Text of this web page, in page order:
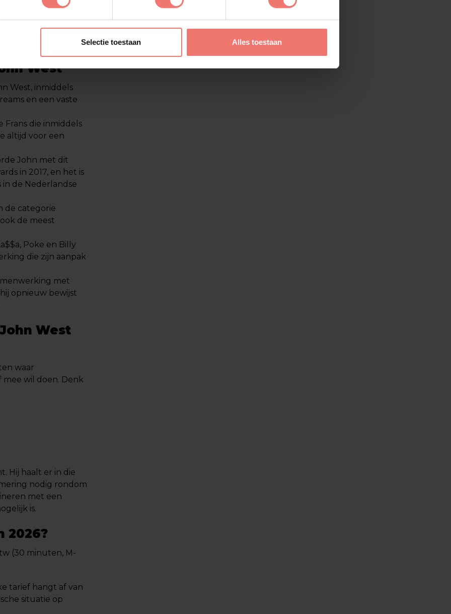
Selectie toestaan Alles toestaan
spreekt. Wil
hetoverzicht van
die Lukassen
West
West, inmiddels
en een vaste
Frans die inmiddels
altijd voor een
John met dit
in 2017, en het is
in de Nederlandse
de categorie
de meest
Poke en Billy
die zijn aanpak
met
opnieuw bewijst
West
waar
wil doen. Denk
Hij haalt er in die
nodig rondom
met een
is.
2026?
(30 minuten, M-
tarief hangt af van
situatie op